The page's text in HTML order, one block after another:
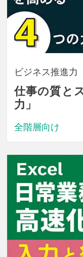
ビジネス推進力
仕事の質と
力」
全階層向け